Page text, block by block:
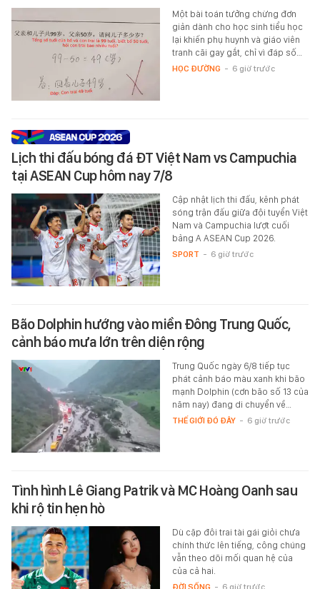
Một bài toán tưởng chừng đơn
giản dành cho học sinh tiểu học
lại khiến phụ huynh và giáo viên
tranh cãi gay gắt, chỉ vì đáp số…
HỌC ĐƯỜNG - 6 giờ trước
Lịch thi đấu bóng đá ĐT Việt Nam vs Campuchia
tại ASEAN Cup hôm nay 7/8
Cập nhật lịch thi đấu, kênh phát
sóng trận đấu giữa đội tuyển Việt
Nam và Campuchia lượt cuối
bảng A ASEAN Cup 2026.
SPORT - 6 giờ trước
Bão Dolphin hướng vào miền Đông Trung Quốc,
cảnh báo mưa lớn trên diện rộng
Trung Quốc ngày 6/8 tiếp tục
phát cảnh báo màu xanh khi bão
mạnh Dolphin (cơn bão số 13 của
năm nay) đang di chuyển về…
THẾ GIỚI ĐÓ ĐÂY - 6 giờ trước
Tình hình Lê Giang Patrik và MC Hoàng Oanh sau
khi rộ tin hẹn hò
Dù cặp đôi trai tài gái giỏi chưa
chính thức lên tiếng, công chúng
vẫn theo dõi mối quan hệ của
của cả hai.
ĐỜI SỐNG - 6 giờ trước